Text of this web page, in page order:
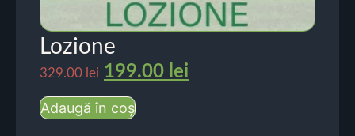
Lozione
329.00lei 199.00 lei
Adaugă în coș